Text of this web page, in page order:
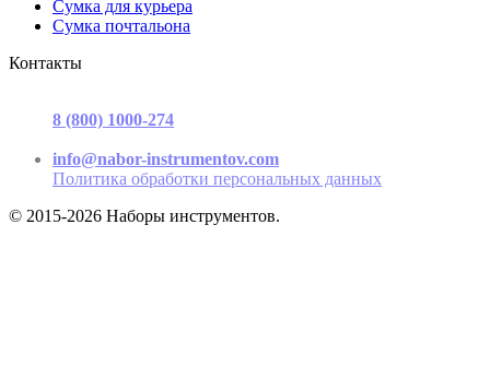
Сумка для курьера
Сумка почтальона
Контакты
8 (800) 1000-274
info@nabor-instrumentov.com
Политика обработки персональных данных
© 2015-2026 Наборы инструментов.